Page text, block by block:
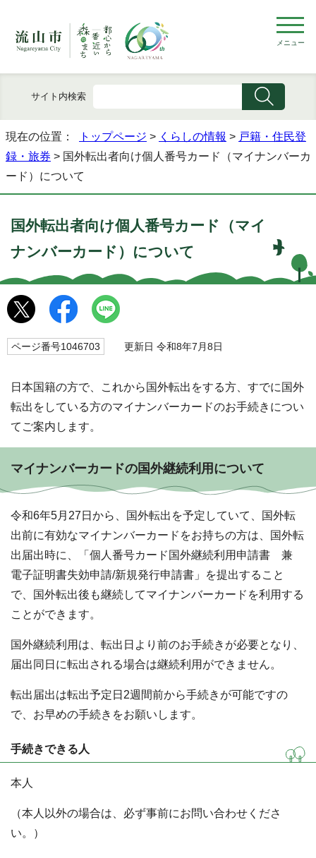
メニュー
サイト内検索
現在の位置： トップページ > くらしの情報 > 戸籍・住民登
録・旅券 > 国外転出者向け個人番号カード（マイナンバーカ
ード）について
国外転出者向け個人番号カード（マイ
ナンバーカード）について
ページ番号1046703 更新日 令和8年7月8日
日本国籍の方で、これから国外転出をする方、すでに国外
転出をしている方のマイナンバーカードのお手続きについ
てご案内します。
マイナンバーカードの国外継続利用について
令和6年5月27日から、国外転出を予定していて、国外転
出前に有効なマイナンバーカードをお持ちの方は、国外転
出届出時に、「個人番号カード国外継続利用申請書 兼
電子証明書失効申請/新規発行申請書」を提出すること
で、国外転出後も継続してマイナンバーカードを利用する
ことができます。
国外継続利用は、転出日より前のお手続きが必要となり、
届出同日に転出される場合は継続利用ができません。
転出届出は転出予定日2週間前から手続きが可能ですの
で、お早めの手続きをお願いします。
手続きできる人
本人
（本人以外の場合は、必ず事前にお問い合わせくださ
い。）